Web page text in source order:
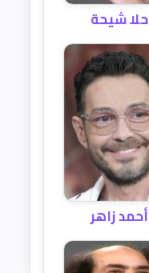
حلا شيحة
أحمد زاهر